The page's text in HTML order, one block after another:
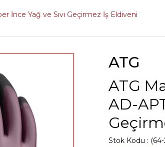
İnce Yağ ve Sıvı Geçirmez İş Eldiveni
ATG
ATG
AD-
Stok Kodu